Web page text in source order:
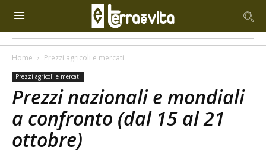
Home Prezzi agricoli e mercati
Prezzi agricoli e mercati
Prezzi nazionali e mondiali
a confronto (dal 15 al 21
ottobre)